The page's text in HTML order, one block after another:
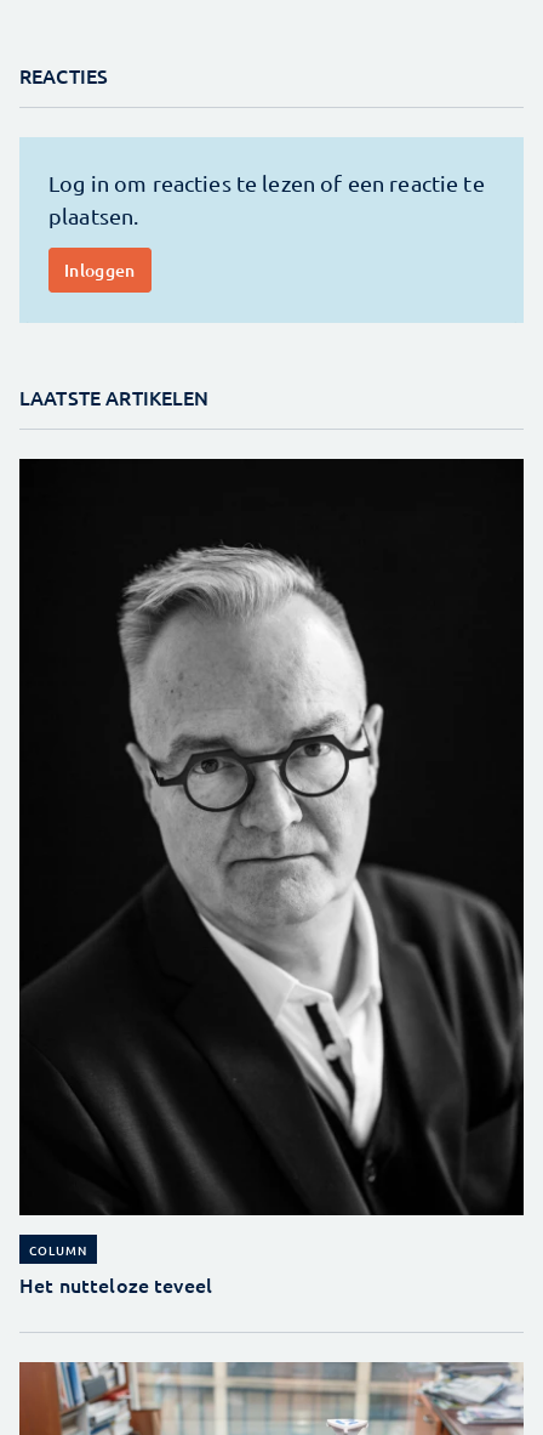
REACTIES
LAATSTE ARTIKELEN
COLUMN
Het nutteloze teveel